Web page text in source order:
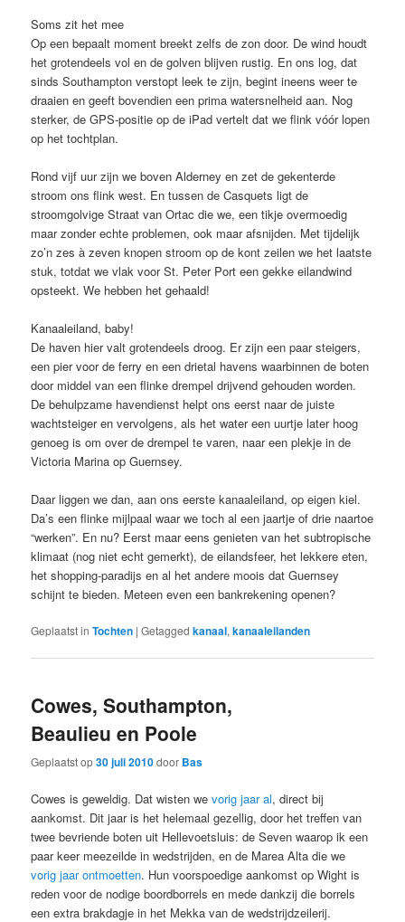
Soms zit het mee
Op een bepaalt moment breekt zelfs de zon door. De wind houdt
het grotendeels vol en de golven blijven rustig. En ons log, dat
sinds Southampton verstopt leek te zijn, begint ineens weer te
draaien en geeft bovendien een prima watersnelheid aan. Nog
sterker, de GPS-positie op de iPad vertelt dat we flink vóór lopen
op het tochtplan.
Rond vijf uur zijn we boven Alderney en zet de gekenterde
stroom ons flink west. En tussen de Casquets ligt de
stroomgolvige Straat van Ortac die we, een tikje overmoedig
maar zonder echte problemen, ook maar afsnijden. Met tijdelijk
zo’n zes à zeven knopen stroom op de kont zeilen we het laatste
stuk, totdat we vlak voor St. Peter Port een gekke eilandwind
opsteekt. We hebben het gehaald!
Kanaaleiland, baby!
De haven hier valt grotendeels droog. Er zijn een paar steigers,
een pier voor de ferry en een drietal havens waarbinnen de boten
door middel van een flinke drempel drijvend gehouden worden.
De behulpzame havendienst helpt ons eerst naar de juiste
wachtsteiger en vervolgens, als het water een uurtje later hoog
genoeg is om over de drempel te varen, naar een plekje in de
Victoria Marina op Guernsey.
Daar liggen we dan, aan ons eerste kanaaleiland, op eigen kiel.
Da’s een flinke mijlpaal waar we toch al een jaartje of drie naartoe
“werken”. En nu? Eerst maar eens genieten van het subtropische
klimaat (nog niet echt gemerkt), de eilandsfeer, het lekkere eten,
het shopping-paradijs en al het andere moois dat Guernsey
schijnt te bieden. Meteen even een bankrekening openen?
Geplaatst in Tochten |Getagged kanaal,kanaaleilanden
Cowes, Southampton,
Beaulieu en Poole
Geplaatst op30 juli 2010door Bas
Cowes is geweldig. Dat wisten wevorig jaar al, direct bij
aankomst. Dit jaar is het helemaal gezellig, door het treffen van
twee bevriende boten uit Hellevoetsluis: de Seven waarop ik een
paar keer meezeilde in wedstrijden, en de Marea Alta die we
vorig jaar ontmoetten. Hun voorspoedige aankomst op Wight is
reden voor de nodige boordborrels en mede dankzij die borrels
een extra brakdagje in het Mekka van de wedstrijdzeilerij.